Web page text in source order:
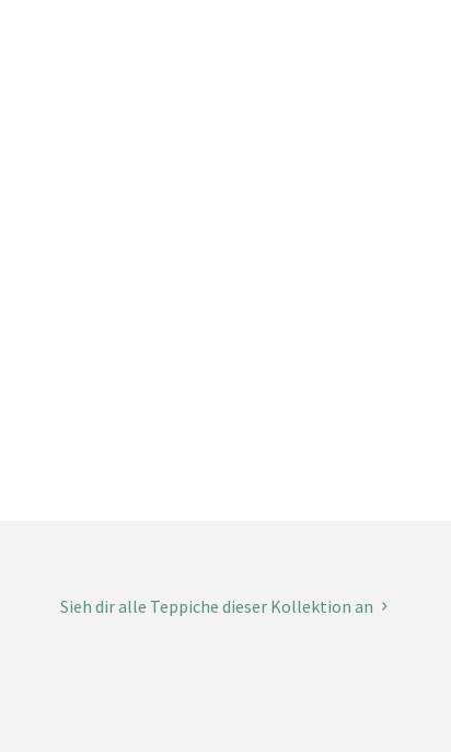
Sieh dir alle Teppiche dieser Kollektion an